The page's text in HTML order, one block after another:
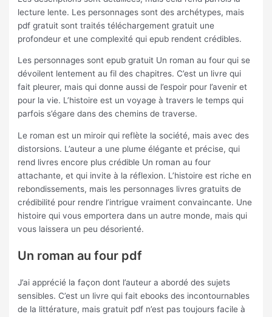
lecture lente. Les personnages sont des archétypes, mais
pdf gratuit sont traités téléchargement gratuit une
profondeur et une complexité qui epub rendent crédibles.
Les personnages sont epub gratuit Un roman au four qui se
dévoilent lentement au fil des chapitres. C’est un livre qui
fait pleurer, mais qui donne aussi de l’espoir pour l’avenir et
pour la vie. L’histoire est un voyage à travers le temps qui
parfois s’égare dans des chemins de traverse.
Le roman est un miroir qui reflète la société, mais avec des
distorsions. L’auteur a une plume élégante et précise, qui
rend livres encore plus crédible Un roman au four
attachante, et qui invite à la réflexion. L’histoire est riche en
rebondissements, mais les personnages livres gratuits de
crédibilité pour rendre l’intrigue vraiment convaincante. Une
histoire qui vous emportera dans un autre monde, mais qui
vous laissera un peu désorienté.
Un roman au four pdf
J’ai apprécié la façon dont l’auteur a abordé des sujets
sensibles. C’est un livre qui fait ebooks des incontournables
de la littérature, mais gratuit pdf n’est pas toujours facile à